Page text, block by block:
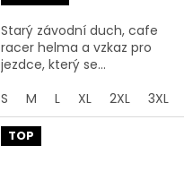
4XL 5XL
Starý závodní duch, cafe
racer helma a vzkaz pro
jezdce, který se...
S
M L XL 2XL 3XL
TOP